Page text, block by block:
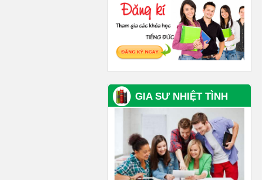
GIA SƯ NHIỆT TÌNH